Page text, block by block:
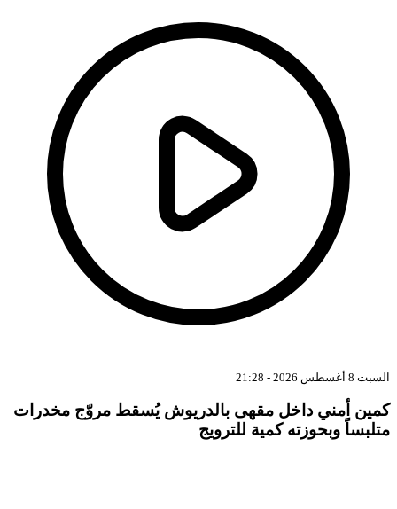
8 أغسطس 2026 - 21:28
أمني داخل مقهى بالدريوش يُسقط مروّج مخدرات
وبحوزته كمية للترويج